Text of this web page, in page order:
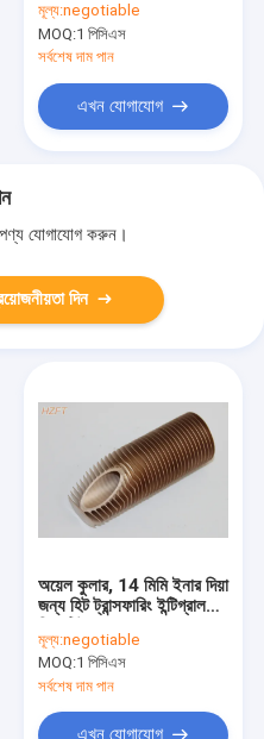
মূল্য:negotiable
MOQ:1 পিসিএস
সর্বশেষ দাম পান
এখন যোগাযোগ
পণ্য যোগাযোগ করুন।
দিন
অয়েল কুলার, 14 মিমি ইনার দিয়া
জন্য হিট ট্রান্সফারিং ইন্টিগ্রাল
মূল্য:negotiable
MOQ:1 পিসিএস
সর্বশেষ দাম পান